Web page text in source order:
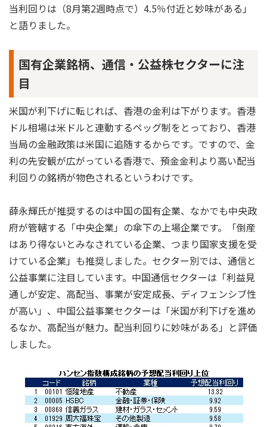
当利回りは（8月第2週時点で）4.5％付近と妙味がある」
と語りました。
国有企業銘柄、通信・公益株セクターに注
目
米国が利下げに転じれば、香港の金利は下がります。香港
ドル相場は米ドルと連動するペッグ制をとっており、香港
当局の金融政策は米国に追随するからです。ですので、金
利の先安観が広がっている香港で、預金金利より高い配当
利回りの銘柄が物色されるというわけです。
薛永輝氏が推奨するのは中国の国有企業、なかでも中央政
府が管轄する「中央企業」の傘下の上場企業です。「倒産
はあり得ないとみなされている企業、つまり国家支援を受
けている企業」も推奨しました。セクター別では、通信と
公益事業に注目しています。中国通信セクターは「利益見
通しが安定、高配当、事業が安定成長、ディフェンシブ性
が高い」、中国公益事業セクターは「米国が利下げを進め
るなか、高配当が魅力。配当利回りに妙味がある」と評価
しました。